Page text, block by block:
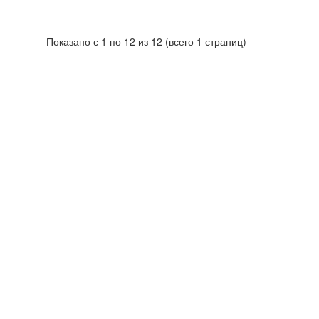
Показано с 1 по 12 из 12 (всего 1 страниц)